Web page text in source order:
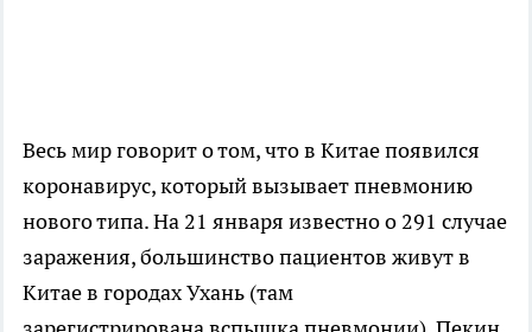
Весь мир говорит о том, что в Китае появился
коронавирус, который вызывает пневмонию
нового типа. На 21 января известно о 291 случае
заражения, большинство пациентов живут в
Китае в городах Ухань (там